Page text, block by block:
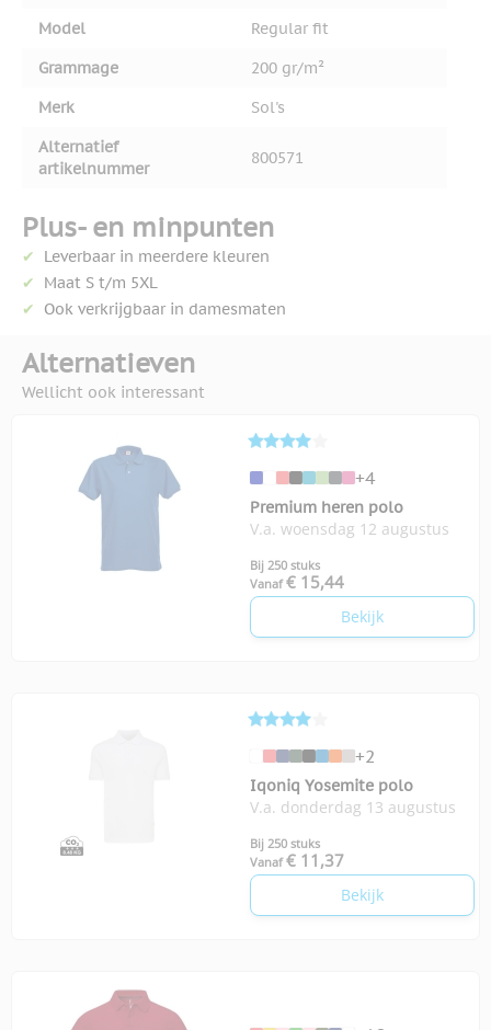
Model
Regular fit
Grammage
200 gr/m²
Merk
Sol's
Alternatief
artikelnummer
800571
Plus- en minpunten
Leverbaar in meerdere kleuren
Maat S t/m 5XL
Ook verkrijgbaar in damesmaten
Alternatieven
Wellicht ook interessant
+4
Premium heren polo
V.a. woensdag 12 augustus
Bij 250 stuks
Vanaf € 15,44
Bekijk
+2
Iqoniq Yosemite polo
V.a. donderdag 13 augustus
Bij 250 stuks
Vanaf € 11,37
Bekijk